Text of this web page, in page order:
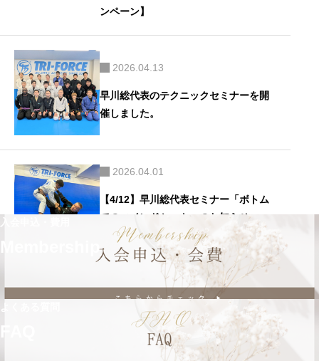
ンペーン】
2026.04.13
早川総代表のテクニックセミナーを開
催しました。
2026.04.01
【4/12】早川総代表セミナー「ボトム
でのマインドセット」のお知らせ
入会申込・費用
Membership
よくある質問
FAQ